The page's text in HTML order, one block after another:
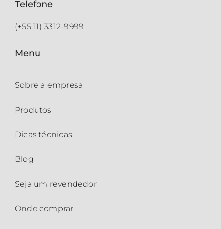
Telefone
(+55 11) 3312-9999
Menu
Sobre a empresa
Produtos
Dicas técnicas
Blog
Seja um revendedor
Onde comprar